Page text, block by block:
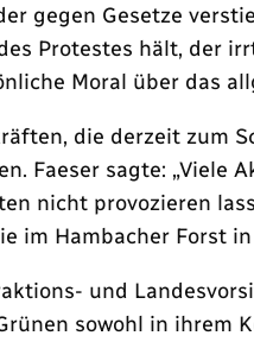
gegen Gesetze
Protestes hält, der
Moral über das
die derzeit zum
Faeser sagte:
nicht provozieren
im Hambacher Forst
und
sowohl in ihrem